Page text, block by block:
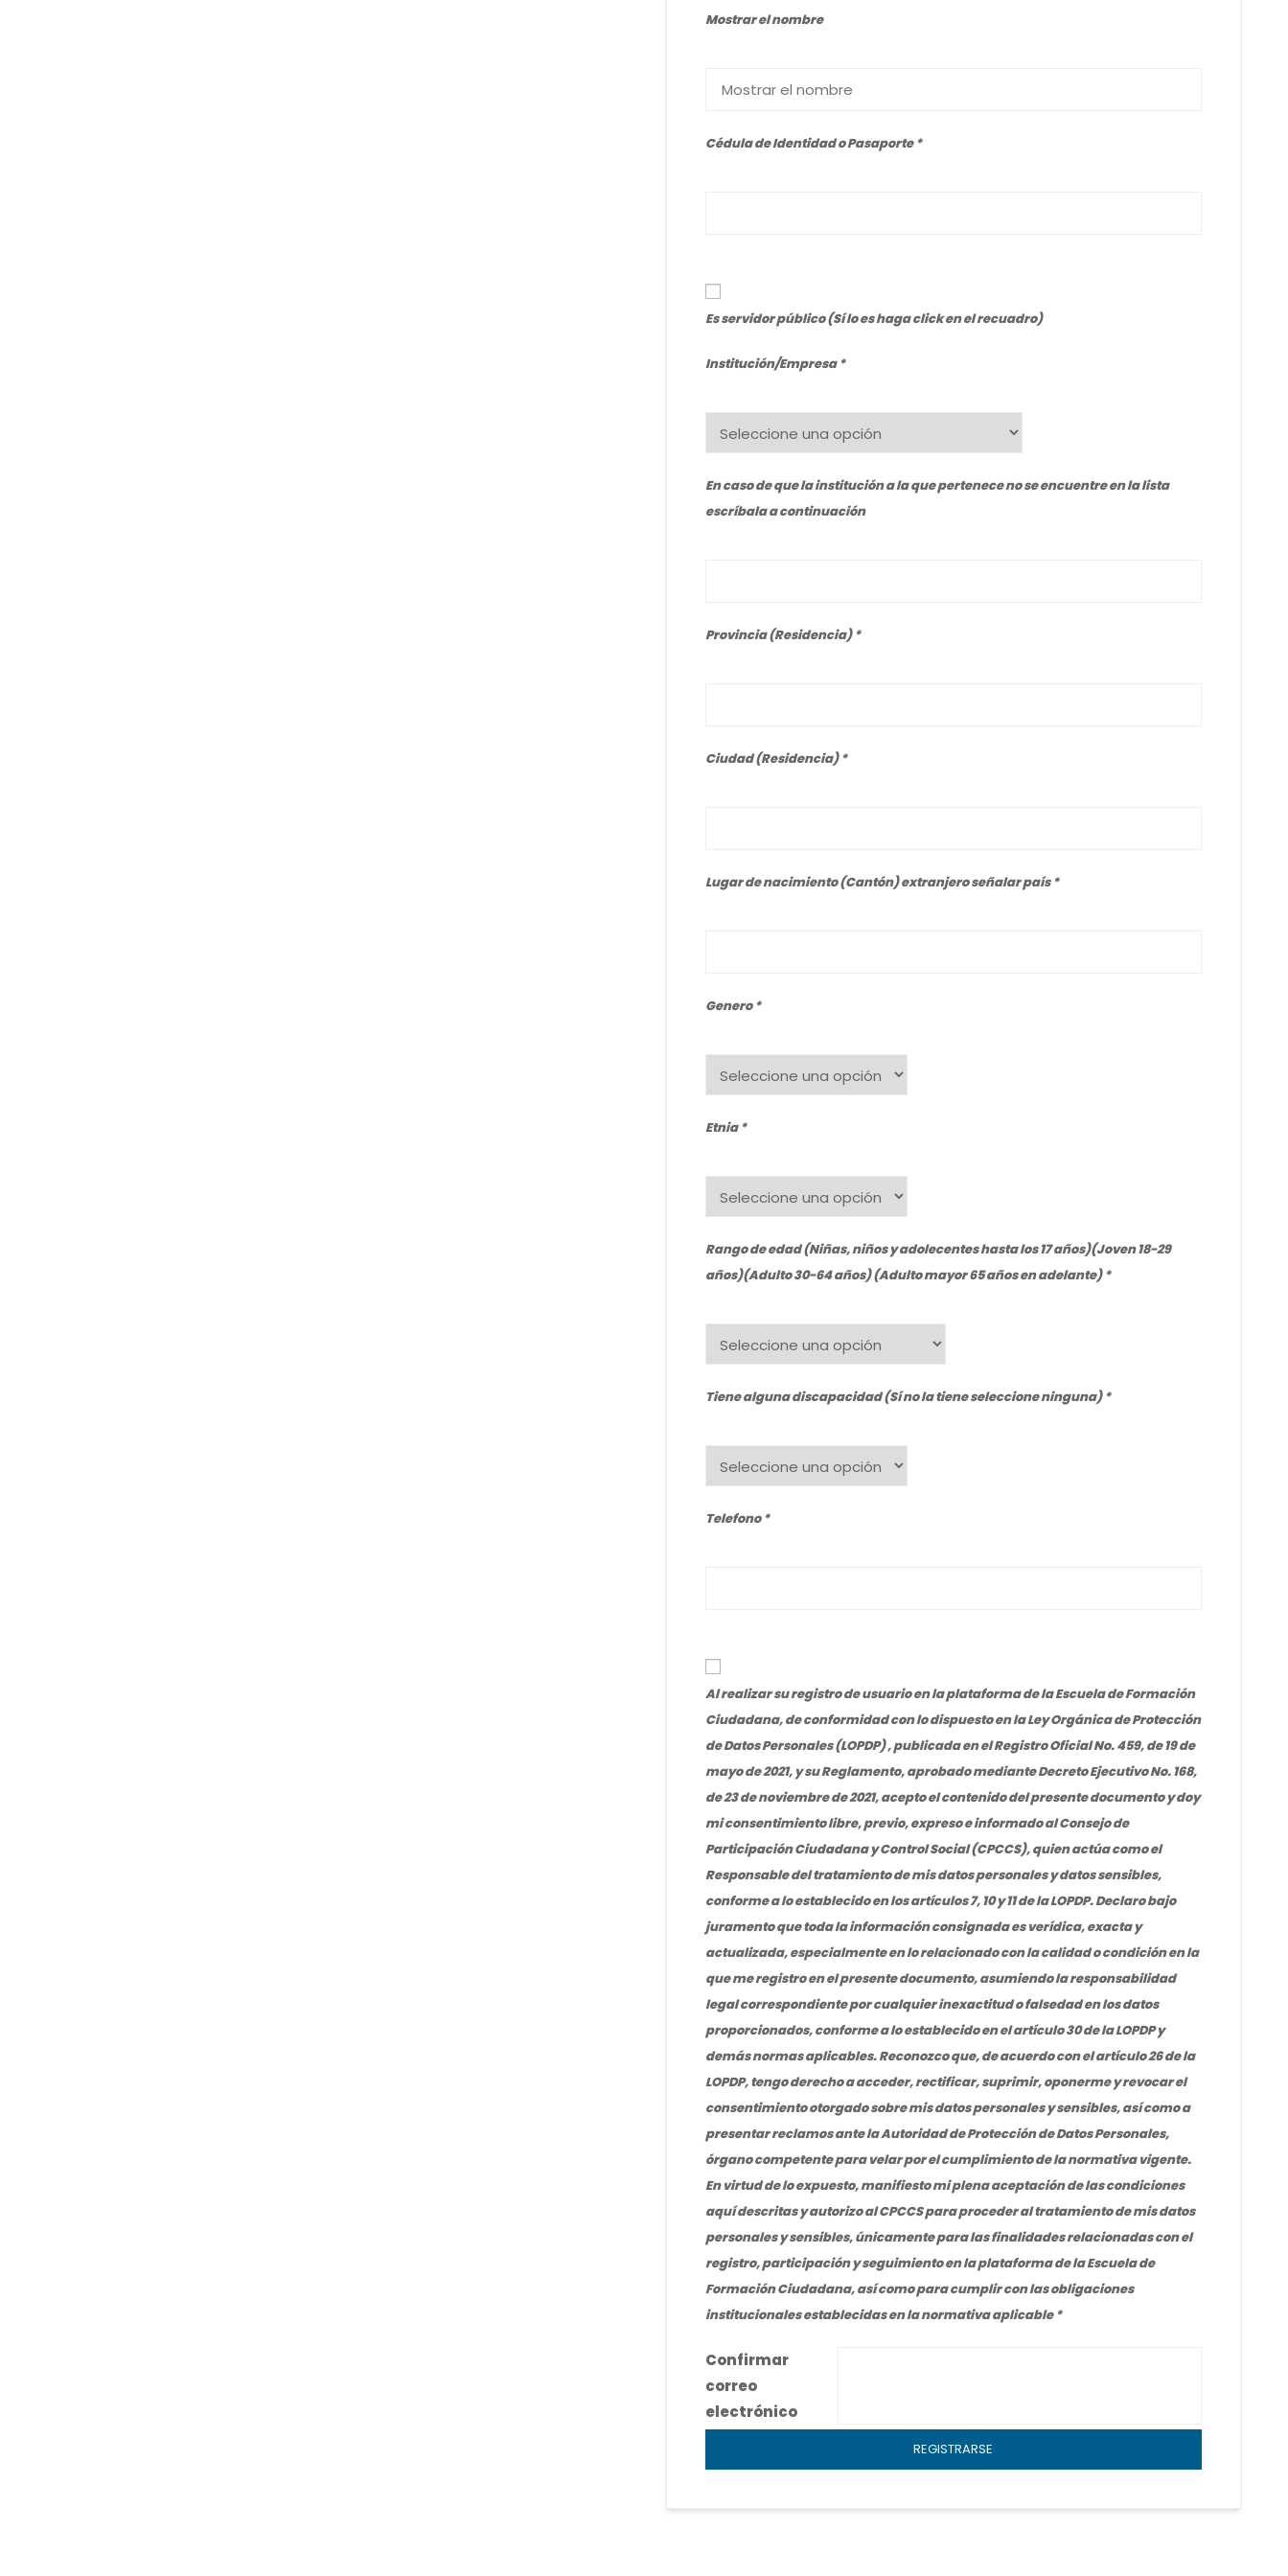
Mostrar el nombre
Cédula de Identidad o Pasaporte
Es servidor público (Sí lo es haga click en el recuadro)
Institución/Empresa
En caso de que la institución a la que pertenece no se encuentre en la lista
escríbala a continuación
Provincia (Residencia)
Ciudad (Residencia)
Lugar de nacimiento (Cantón) extranjero señalar país
Genero
Etnia
Rango de edad (Niñas, niños y adolecentes hasta los 17 años)(Joven 18-29
años)(Adulto 30-64 años) (Adulto mayor 65 años en adelante)
Tiene alguna discapacidad (Sí no la tiene seleccione ninguna)
Telefono
Al realizar su registro de usuario en la plataforma de la Escuela de Formación
Ciudadana, de conformidad con lo dispuesto en la Ley Orgánica de Protección
de Datos Personales (LOPDP) , publicada en el Registro Oficial No. 459, de 19 de
mayo de 2021, y su Reglamento, aprobado mediante Decreto Ejecutivo No. 168,
de 23 de noviembre de 2021, acepto el contenido del presente documento y doy
mi consentimiento libre, previo, expreso e informado al Consejo de
Participación Ciudadana y Control Social (CPCCS), quien actúa como el
Responsable del tratamiento de mis datos personales y datos sensibles,
conforme a lo establecido en los artículos 7, 10 y 11 de la LOPDP. Declaro bajo
juramento que toda la información consignada es verídica, exacta y
actualizada, especialmente en lo relacionado con la calidad o condición en la
que me registro en el presente documento, asumiendo la responsabilidad
legal correspondiente por cualquier inexactitud o falsedad en los datos
proporcionados, conforme a lo establecido en el artículo 30 de la LOPDP y
demás normas aplicables. Reconozco que, de acuerdo con el artículo 26 de la
LOPDP, tengo derecho a acceder, rectificar, suprimir, oponerme y revocar el
consentimiento otorgado sobre mis datos personales y sensibles, así como a
presentar reclamos ante la Autoridad de Protección de Datos Personales,
órgano competente para velar por el cumplimiento de la normativa vigente.
En virtud de lo expuesto, manifiesto mi plena aceptación de las condiciones
aquí descritas y autorizo al CPCCS para proceder al tratamiento de mis datos
personales y sensibles, únicamente para las finalidades relacionadas con el
registro, participación y seguimiento en la plataforma de la Escuela de
Formación Ciudadana, así como para cumplir con las obligaciones
institucionales establecidas en la normativa aplicable
Confirmar
correo
electrónico
REGISTRARSE